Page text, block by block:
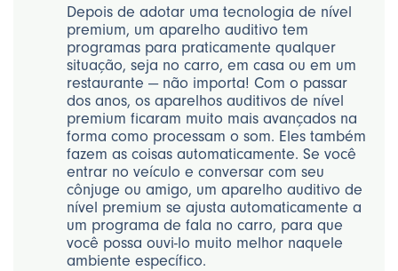
Depois de adotar uma tecnologia de nível
premium, um aparelho auditivo tem
programas para praticamente qualquer
situação, seja no carro, em casa ou em um
restaurante — não importa! Com o passar
dos anos, os aparelhos auditivos de nível
premium ficaram muito mais avançados na
forma como processam o som. Eles também
fazem as coisas automaticamente. Se você
entrar no veículo e conversar com seu
cônjuge ou amigo, um aparelho auditivo de
nível premium se ajusta automaticamente a
um programa de fala no carro, para que
você possa ouvi-lo muito melhor naquele
ambiente específico.